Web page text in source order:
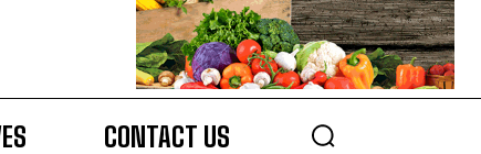
CONTACT US